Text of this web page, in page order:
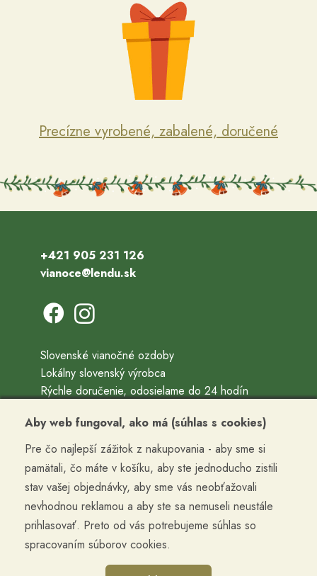
Precízne vyrobené, zabalené, doručené
+421 905 231 126
vianoce@lendu.sk
Slovenské vianočné ozdoby
Lokálny slovenský výrobca
Rýchle doručenie, odosielame do 24 hodín
Precízne vyrobené, zabalené, doručené
Kontakty
Obchodné podmienky
Termín doručenia a cena dopravy
Reklamácia a vrátenie tovaru
Ochrana osobných údajov
Cookies
Aby web fungoval, ako má (súhlas s cookies)
Pre čo najlepší zážitok z nakupovania - aby sme si
pamätali, čo máte v košíku, aby ste jednoducho zistili
stav vašej objednávky, aby sme vás neobťažovali
nevhodnou reklamou a aby ste sa nemuseli neustále
prihlasovať. Preto od vás potrebujeme súhlas so
spracovaním súborov cookies.